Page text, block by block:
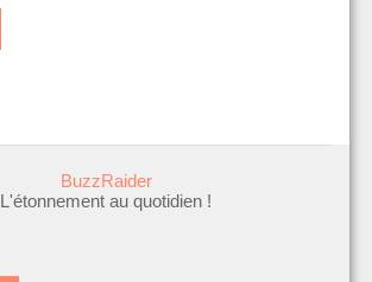
BuzzRaider
L'étonnement au quotidien !